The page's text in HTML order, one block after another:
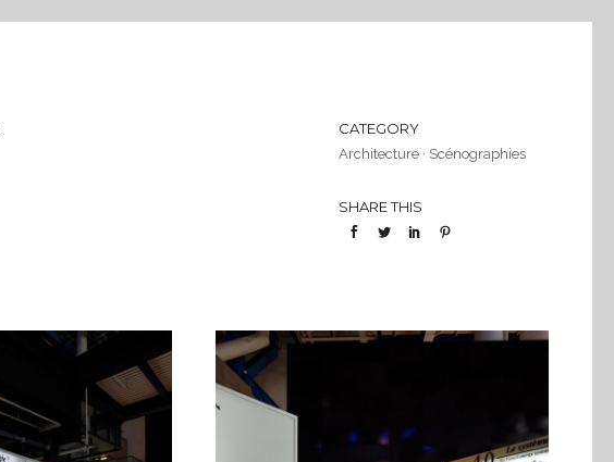
CATEGORY
Architecture· Scénographies
SHARE THIS